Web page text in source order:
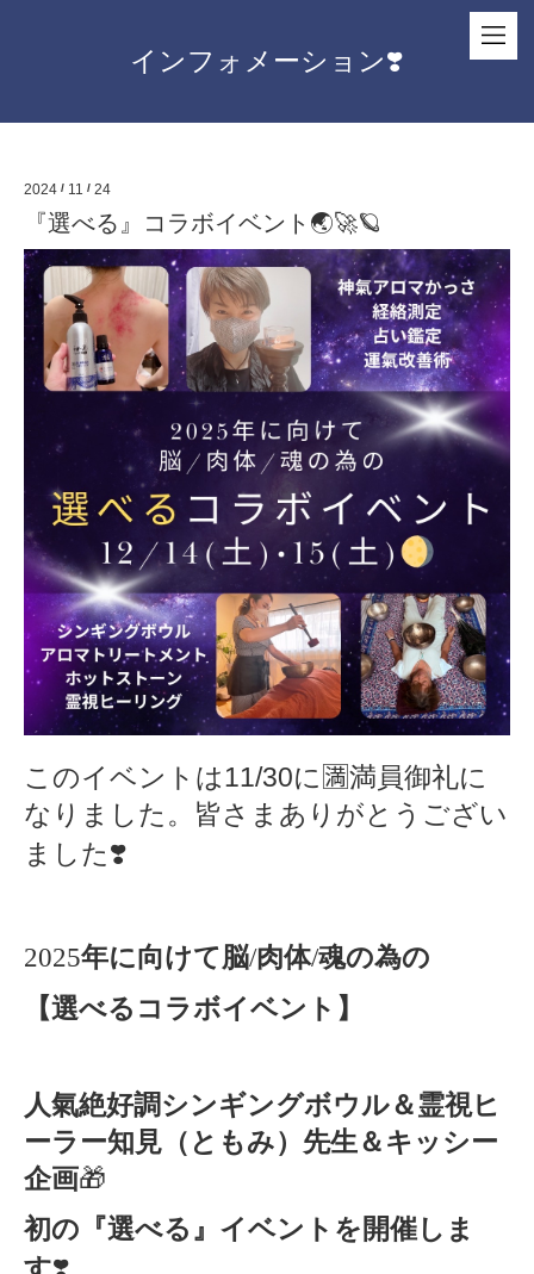
インフォメーション❣️
2024 / 11 / 24
『選べる』コラボイベント🌏🚀🪐
このイベントは11/30に🈵満員御礼に
なりました。皆さまありがとうござい
ました❣️
2025年に向けて脳/肉体/魂の為の
【選べるコラボイベント】
人氣絶好調シンギングボウル＆霊視ヒ
ーラー知見（ともみ）先生＆キッシー
企画🎁
初の『選べる』イベントを開催しま